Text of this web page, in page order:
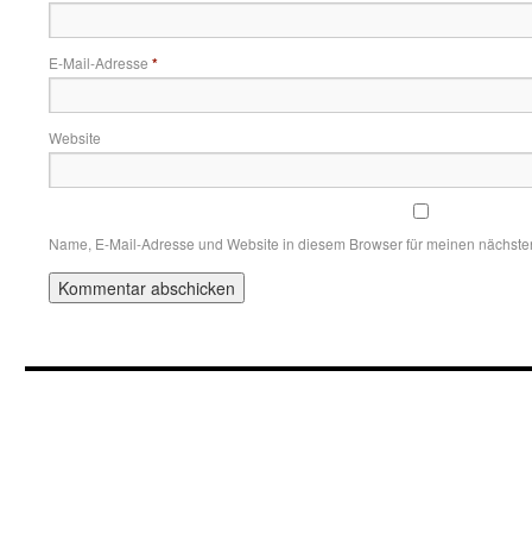
E-Mail-Adresse *
Website
Name, E-Mail-Adresse und Website in diesem Browser für meinen